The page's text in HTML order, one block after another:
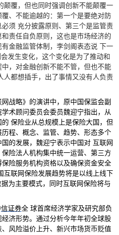
颠覆，但也同时强调创新不能颠覆一
、不能逾越的：第一个是要绝对防
须 充分披露原则、第三个是监管责
责任自负原则，这也是市场经济的
金融监管体制，李剑阁表态说 下一
发生变化，这个变化是为了推动和
，对金融创新不能不管，但也不能
人都想插手，出了事情又没有人负责
战略》的演讲中，原中国保监会副
术顾问委员会委员魏迎宁指出，从
保险业从总规模上是保险大国，但
程、概念、监管、趋势、形态多个
的发展，魏迎宁表示中国对 互联网
险法人机构集中统一运营、第三方
险服务机构资格以及确保资金安全
互联网保险发展趋势将是以线上线下
为主要模式，同时互联网保险将与
信证券全 球首席经济学家及研究部负
济形势。通过分析今年年初全球股
风险溢价上升、新兴市场货币贬值